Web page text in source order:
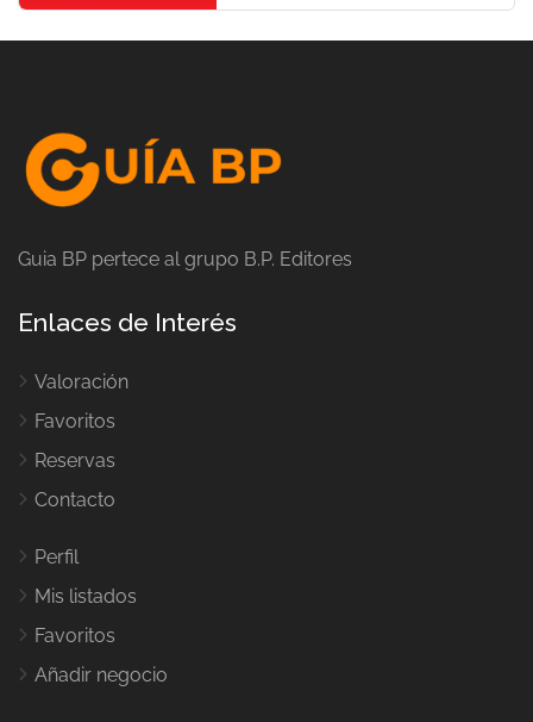
Guia BP pertece al grupo B.P. Editores
Enlaces de Interés
Valoración
Favoritos
Reservas
Contacto
Perfil
Mis listados
Favoritos
Añadir negocio